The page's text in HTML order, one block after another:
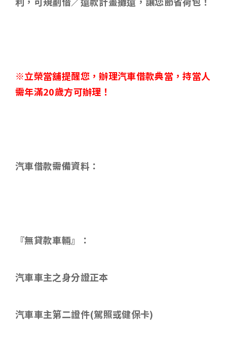
※立榮當舖提醒您，辦理汽車借款典當，持當人
需年滿20歲方可辦理！
汽車借款需備資料：
『無貸款車輛』：
汽車車主之身分證正本
汽車車主第二證件(駕照或健保卡)